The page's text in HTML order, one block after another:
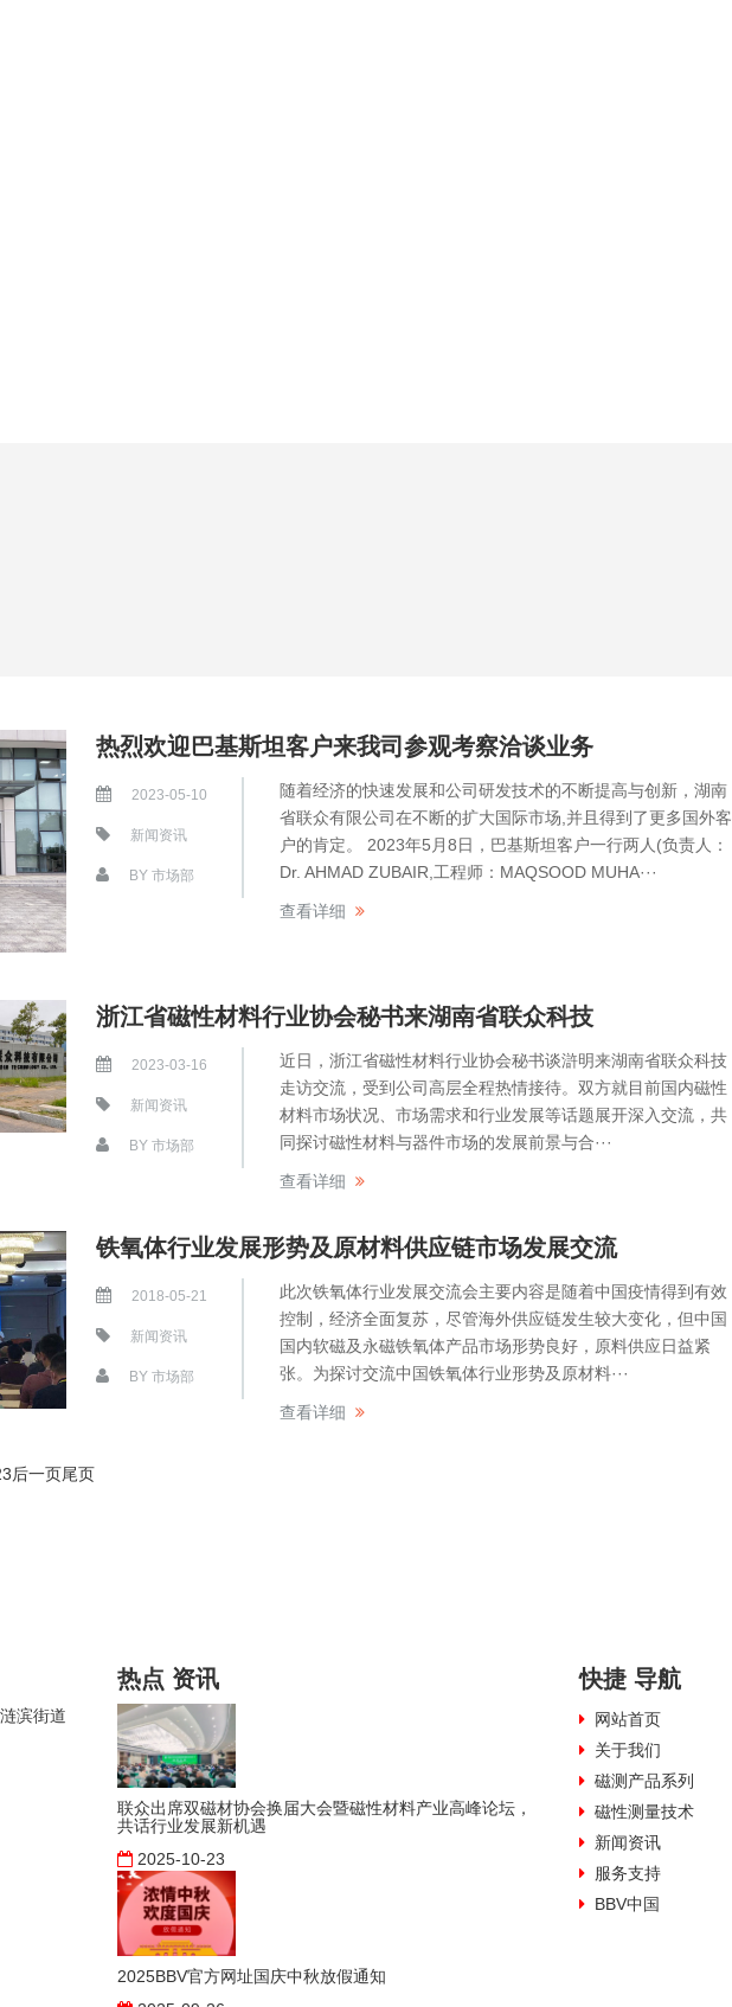
热烈欢迎巴基斯坦客户来我司参观考察洽谈业务
2023-05-10
新闻资讯
BY 市场部
随着经济的快速发展和公司研发技术的不断提高与创新，湖南
省联众有限公司在不断的扩大国际市场,并且得到了更多国外客
户的肯定。 2023年5月8日，巴基斯坦客户一行两人(负责人：
Dr. AHMAD ZUBAIR,工程师：MAQSOOD MUHA···
查看详细
浙江省磁性材料行业协会秘书来湖南省联众科技
2023-03-16
新闻资讯
BY 市场部
近日，浙江省磁性材料行业协会秘书谈滸明来湖南省联众科技
走访交流，受到公司高层全程热情接待。双方就目前国内磁性
材料市场状况、市场需求和行业发展等话题展开深入交流，共
同探讨磁性材料与器件市场的发展前景与合···
查看详细
铁氧体行业发展形势及原材料供应链市场发展交流
2018-05-21
新闻资讯
BY 市场部
此次铁氧体行业发展交流会主要内容是随着中国疫情得到有效
控制，经济全面复苏，尽管海外供应链发生较大变化，但中国
国内软磁及永磁铁氧体产品市场形势良好，原料供应日益紧
张。为探讨交流中国铁氧体行业形势及原材料···
查看详细
3后一页尾页
滨街道
热点 资讯
联众出席双磁材协会换届大会暨磁性材料产业高峰论坛，
共话行业发展新机遇
2025-10-23
2025BBV官方网址国庆中秋放假通知
快捷 导航
网站首页
关于我们
磁测产品系列
磁性测量技术
新闻资讯
服务支持
BBV中国